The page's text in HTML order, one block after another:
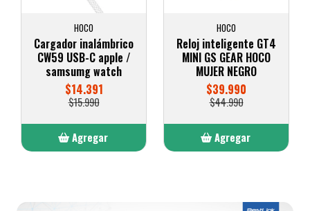
HOCO
Cargador inalámbrico
CW59 USB-C apple /
samsumg watch
$14.391
$15.990
Agregar
HOCO
Reloj inteligente GT4
MINI GS GEAR HOCO
MUJER NEGRO
$39.990
$44.990
Agregar